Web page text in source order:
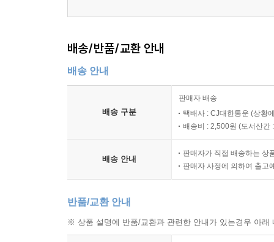
배송/반품/교환 안내
배송 안내
배송 구분
판매자 배송
택배사 : CJ대한통운 (상황
배송비 : 2,500원 (도서산간
배송 안내
판매자가 직접 배송하는 상
판매자 사정에 의하여 출고
반품/교환 안내
※ 상품 설명에 반품/교환과 관련한 안내가 있는경우 아